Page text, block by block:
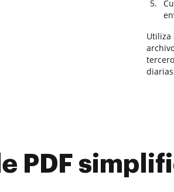
Utiliza
PDF